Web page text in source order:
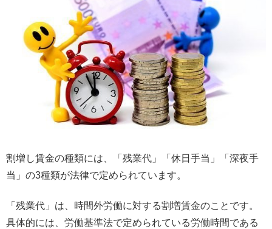
割増し賃金の種類には、「残業代」「休日手当」「深夜手
当」の3種類が法律で定められています。
「残業代」は、時間外労働に対する割増賃金のことです。
具体的には、労働基準法で定められている労働時間である